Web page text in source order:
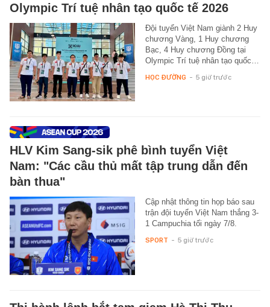
Olympic Trí tuệ nhân tạo quốc tế 2026
Đội tuyển Việt Nam giành 2 Huy
chương Vàng, 1 Huy chương
Bạc, 4 Huy chương Đồng tại
Olympic Trí tuệ nhân tạo quốc…
HỌC ĐƯỜNG - 5 giờ trước
HLV Kim Sang-sik phê bình tuyển Việt
Nam: "Các cầu thủ mất tập trung dẫn đến
bàn thua"
Cập nhật thông tin họp báo sau
trận đội tuyển Việt Nam thắng 3-
1 Campuchia tối ngày 7/8.
SPORT - 5 giờ trước